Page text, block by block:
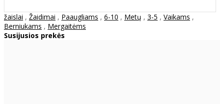
žaislai , Žaidimai , Paaugliams , 6-10 , Metų , 3-5 , Vaikams ,
Berniukams , Mergaitėms
Susijusios prekės